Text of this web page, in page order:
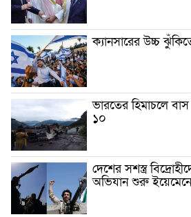
ক্যানসারের উচ্চ
ভারতের হিমাচলে
১০
দেশের সশস্ত্র
অভিযান শুরু